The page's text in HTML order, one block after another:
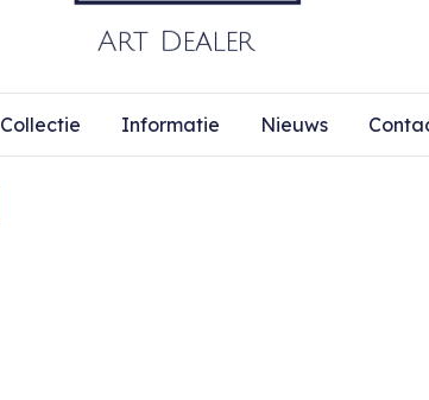
Collectie Informatie Nieuws